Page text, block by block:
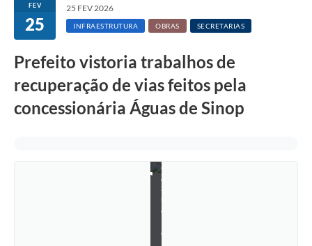
FEV
25
25 FEV 2026
INFRAESTRUTURA OBRAS SECRETARIAS
Prefeito vistoria trabalhos de
recuperação de vias feitos pela
concessionária Águas de Sinop
A
s
s
a
/
S
u
e
e